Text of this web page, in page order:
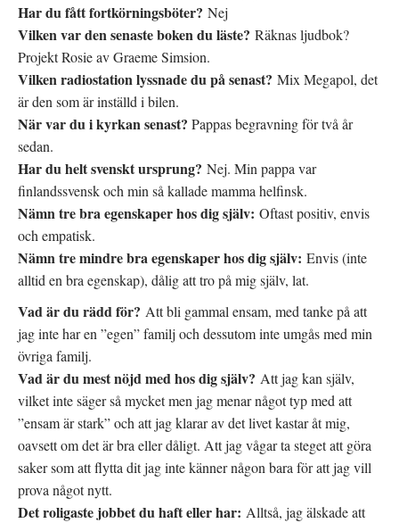
Har du fått fortkörningsböter? Nej
Vilken var den senaste boken du läste? Räknas ljudbok?
Projekt Rosie av Graeme Simsion.
Vilken radiostation lyssnade du på senast? Mix Megapol, det
är den som är inställd i bilen.
När var du i kyrkan senast? Pappas begravning för två år
sedan.
Har du helt svenskt ursprung? Nej. Min pappa var
finlandssvensk och min så kallade mamma helfinsk.
Nämn tre bra egenskaper hos dig själv: Oftast positiv, envis
och empatisk.
Nämn tre mindre bra egenskaper hos dig själv: Envis (inte
alltid en bra egenskap), dålig att tro på mig själv, lat.
Vad är du rädd för? Att bli gammal ensam, med tanke på att
jag inte har en ”egen” familj och dessutom inte umgås med min
övriga familj.
Vad är du mest nöjd med hos dig själv? Att jag kan själv,
vilket inte säger så mycket men jag menar något typ med att
”ensam är stark” och att jag klarar av det livet kastar åt mig,
oavsett om det är bra eller dåligt. Att jag vågar ta steget att göra
saker som att flytta dit jag inte känner någon bara för att jag vill
prova något nytt.
Det roligaste jobbet du haft eller har: Alltså, jag älskade att